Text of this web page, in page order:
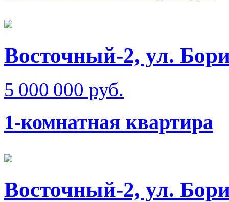
Восточный-2, ул.
5 000 000 руб.
1-комнатная квартира
Восточный-2, ул.